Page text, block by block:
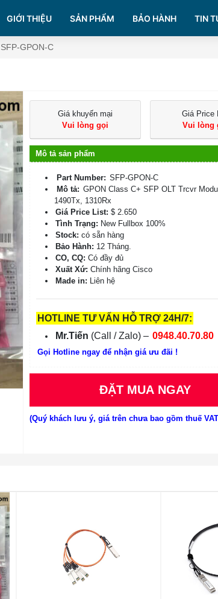
GIỚI THIỆU SẢN PHẨM BẢO HÀNH TIN
SFP-GPON-C
Giá khuyến mại
Vui lòng gọi
Giá Price
Vui lòng
Mô tả sản phẩm
Part Number: SFP-GPON-C
Mô tả: GPON Class C+ SFP OLT Trcvr
1490Tx, 1310Rx
Giá Price List: $ 2.650
Tình Trạng: New Fullbox 100%
Stock: có sẵn hàng
Bảo Hành: 12 Tháng.
CO, CQ:Có đầy đủ
Xuất Xứ: Chính hãng Cisco
Made in: Liên hệ
HOTLINE TƯ VẤN HỖ TRỢ 24H/7:
Mr.Tiến (Call / Zalo) – 0948.40.70.80
Gọi Hotline ngay để nhận giá ưu đãi !
ĐẶT MUA NGAY
(Quý khách lưu ý, giá trên chưa bao gồm thuế